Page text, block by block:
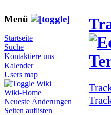
Menü
Startseite
Suche
Kontaktiere uns
Kalender
Users map
Wiki
Wiki-Home
Neueste Änderungen
Seiten auflisten